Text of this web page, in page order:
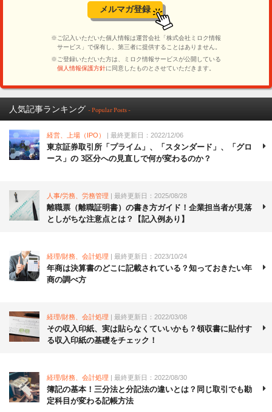
人気記事ランキング - Popular Posts -
経営、上場（IPO） | 最終更新日：2022/12/06
東京証券取引所「プライム」、「スタンダード」、「グロ
ース」の 3区分への見直しで何が変わるのか？
人事/労務、労務管理 | 最終更新日：2025/08/28
離職票（離職証明書）の書き方ガイド！企業担当者が見落
としがちな注意点とは？【記入例あり】
経理/財務、会計処理 | 最終更新日：2023/10/24
年商は決算書のどこに記載されている？知っておきたい年
商の調べ方
経理/財務、会計処理 | 最終更新日：2022/03/08
その収入印紙、実は貼らなくていいかも？領収書に貼付す
る収入印紙の基礎をチェック！
経理/財務、会計処理 | 最終更新日：2022/08/30
簿記の基本！三分法と分記法の違いとは？同じ取引でも勘
定科目が変わる記帳方法